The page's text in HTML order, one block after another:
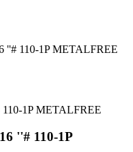
110-1P METALFREE
''# 110-1P